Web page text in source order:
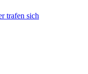
trafen sich